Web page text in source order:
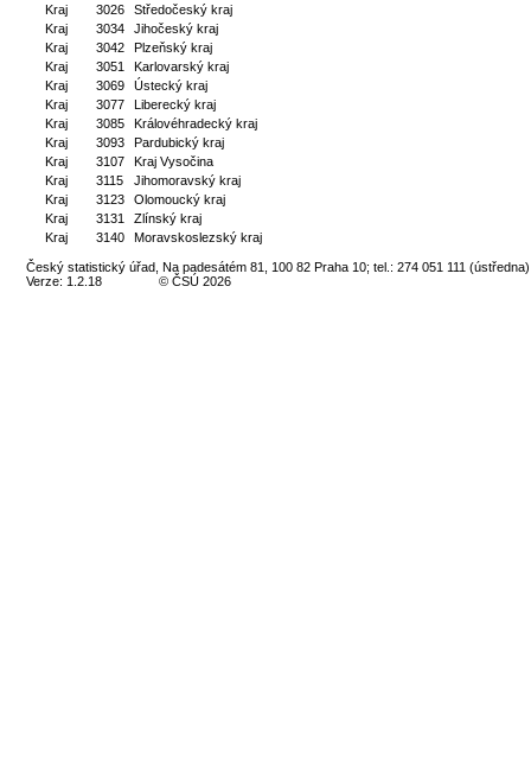
Kraj
3026
Středočeský kraj
Kraj
3034
Jihočeský kraj
Kraj
3042
Plzeňský kraj
Kraj
3051
Karlovarský kraj
Kraj
3069
Ústecký kraj
Kraj
3077
Liberecký kraj
Kraj
3085
Královéhradecký kraj
Kraj
3093
Pardubický kraj
Kraj
3107
Kraj Vysočina
Kraj
3115
Jihomoravský kraj
Kraj
3123
Olomoucký kraj
Kraj
3131
Zlínský kraj
Kraj
3140 Moravskoslezský kraj
Český statistický úřad, Na padesátém 81, 100 82 Praha 10; tel.: 274 051 111 (ústředna)
Verze: 1.2.18
© ČSÚ 2026